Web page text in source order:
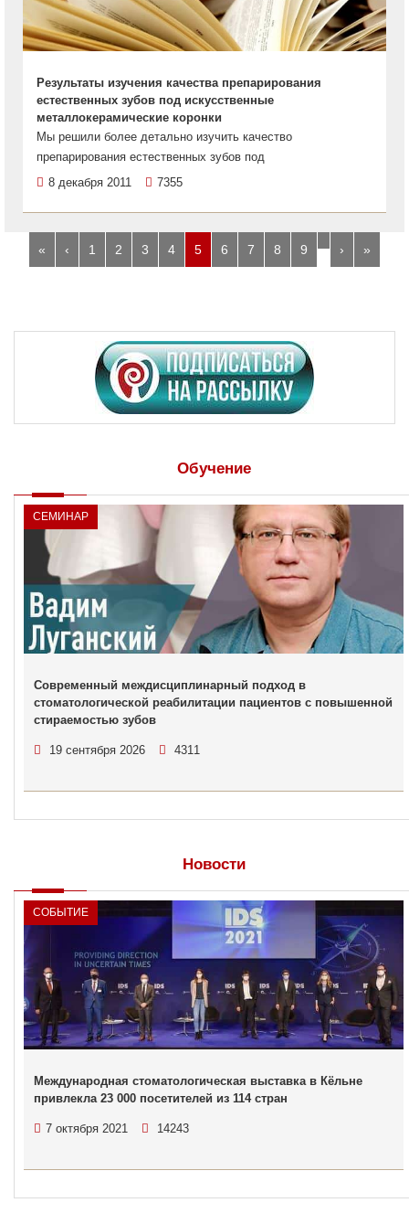
Результаты изучения качества препарирования
естественных зубов под искусственные
металлокерамические коронки
Мы решили более детально изучить качество
препарирования естественных зубов под
8 декабря 2011
7355
« ‹ 1 2 3 4 5 6 7 8 9 › »
Обучение
СЕМИНАР
Современный междисциплинарный подход в
стоматологической реабилитации пациентов с повышенной
стираемостью зубов
19 сентября 2026 4311
Новости
СОБЫТИЕ
Международная стоматологическая выставка в Кёльне
привлекла 23 000 посетителей из 114 стран
7 октября 2021 14243